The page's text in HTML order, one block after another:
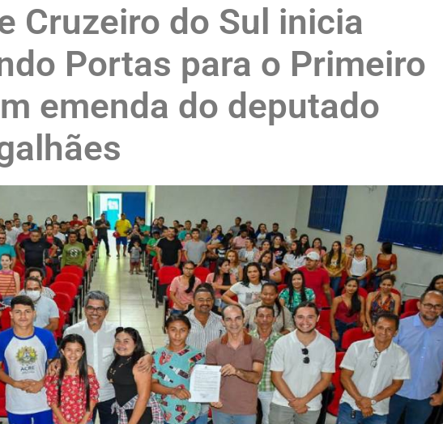
Cruzeiro do Sul inicia
Portas para o Primeiro
emenda do deputado